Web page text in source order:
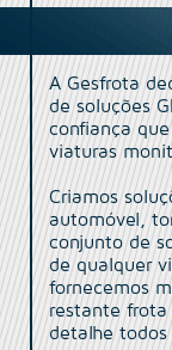
A Gesfrota
de soluções
confiança
viaturas
Criamos
automóvel,
conjunto de
de qualquer
fornecemos
restante frota
detalhe todos